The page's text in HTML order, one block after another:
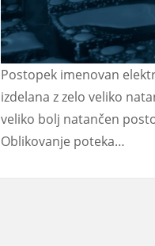
Postopek imenovan
izdelana z zelo veliko
veliko bolj natančen
Oblikovanje poteka…